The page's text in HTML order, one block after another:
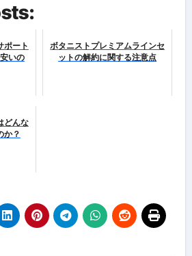
ポート
いの
ボタニストプレミアムラインセ
ットの解約に関する注意点
どんな
か？